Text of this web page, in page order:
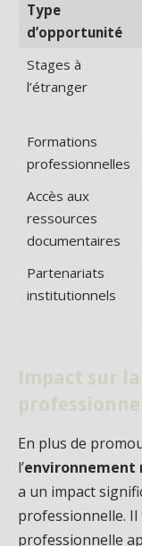
Type
d’opportunité
Stages à
l’étranger
Formations
professionnelles
Accès aux
ressources
documentaires
Partenariats
institutionnels
Impact sur
En plus de
l’environnement
a un impact
professionnelle.
professionnelle